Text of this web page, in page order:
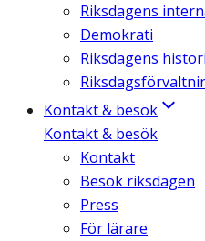
Riksdagens
Demokrati
Riksdagens
Kontakt & besök
Kontakt & besök
Kontakt
Besök riksdagen
Press
För lärare